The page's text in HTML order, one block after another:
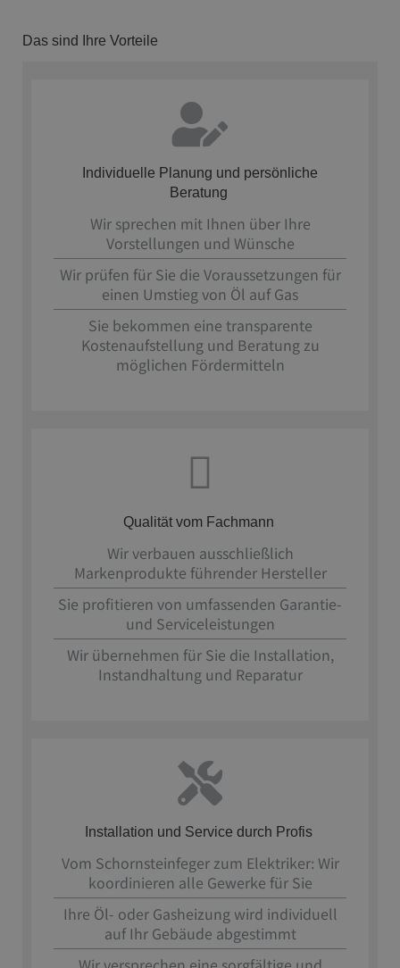
Das sind Ihre Vorteile
Individuelle Planung und persönliche
Beratung
Wir sprechen mit Ihnen über Ihre
Vorstellungen und Wünsche
Wir prüfen für Sie die Voraussetzungen für
einen Umstieg von Öl auf Gas
Sie bekommen eine transparente
Kostenaufstellung und Beratung zu
möglichen Fördermitteln
Qualität vom Fachmann
Wir verbauen ausschließlich
Markenprodukte führender Hersteller
Sie profitieren von umfassenden Garantie-
und Serviceleistungen
Wir übernehmen für Sie die Installation,
Instandhaltung und Reparatur
Installation und Service durch Profis
Vom Schornsteinfeger zum Elektriker: Wir
koordinieren alle Gewerke für Sie
Ihre Öl- oder Gasheizung wird individuell
auf Ihr Gebäude abgestimmt